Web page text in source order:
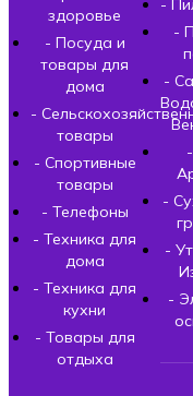
здоровье
- Посуда и
товары для
дома
-
товары
- Спортивные
товары
- Телефоны
- Техника для
дома
- Техника для
кухни
- Товары для
отдыха
-
-
-
-
-
-